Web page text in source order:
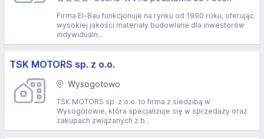
Firma El-Bau funkcjonuje na rynku od 1990 roku, oferując
wysokiej jakości materiały budowlane dla inwestorów
indywidualn...
TSK MOTORS sp. z o.o.
Wysogotowo
TSK MOTORS sp. z o.o. to firma z siedzibą w
Wysogotowie, która specjalizuje się w sprzedaży oraz
zakupach związanych z b...